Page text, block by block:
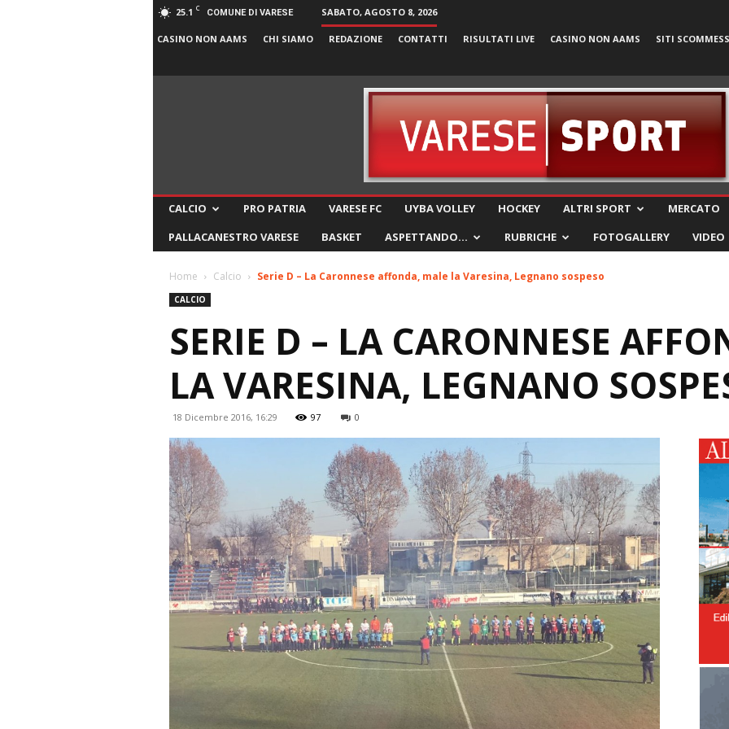
25.1 C COMUNE DI VARESE SABATO, AGOSTO 8, 2026
CASINO NON AAMS CHI SIAMO REDAZIONE CONTATTI RISULTATI LIVE CASINO NON AAMS SITI
CALCIO PRO PATRIA VARESE FC UYBA VOLLEY HOCKEY ALTRI SPORT
MERCATO
PALLACANESTRO VARESE
BASKET ASPETTANDO… RUBRICHE FOTOGALLERY VIDEO
Home Calcio Serie D – La Caronnese affonda, male la Varesina, Legnano sospeso
CALCIO
SERIE D – LA CARONNESE
LA VARESINA, LEGNANO
18 Dicembre 2016, 16:29 97 0